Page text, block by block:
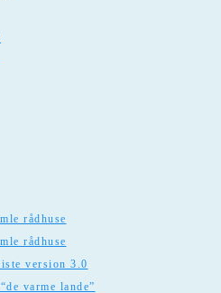
rådhuse
rådhuse
version 3.0
varme lande”